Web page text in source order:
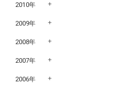
2010年
2009年
2008年
2007年
2006年